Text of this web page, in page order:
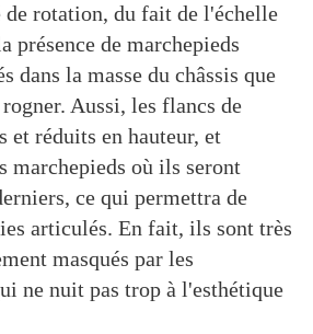
rotation, du fait de l'échelle
présence de marchepieds
dans la masse du châssis que
Aussi, les flancs de
et réduits en hauteur, et
marchepieds où ils seront
ce qui permettra de
articulés. En fait, ils sont très
masqués par les
ne nuit pas trop à l'esthétique